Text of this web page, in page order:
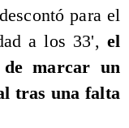
para el
a los 33', el
marcar un
tras una falta